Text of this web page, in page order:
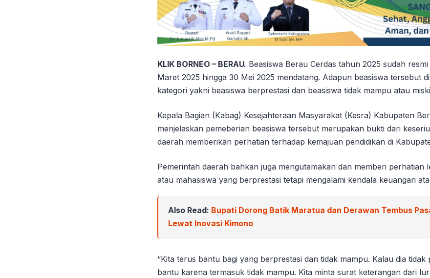
KLIK BORNEO – BERAU. Beasiswa Berau Cerdas tahun 2025 sudah
Maret 2025 hingga 30 Mei 2025 mendatang. Adapun beasiswa tersebut
kategori yakni beasiswa berprestasi dan beasiswa tidak mampu atau
Kepala Bagian (Kabag) Kesejahteraan Masyarakat (Kesra) Kabupaten
menjelaskan pemeberian beasiswa tersebut merupakan bukti dari
daerah memberikan perhatian terhadap kemajuan pendidikan di
Pemerintah daerah bahkan juga mengutamakan dan memberi perhatian
atau mahasiswa yang berprestasi tetapi mengalami kendala keuangan
Also Read: Bupati Dorong Batik Maratua dan Derawan Tembus
Lewat Inovasi Kimono
“Kita terus bantu bagi yang berprestasi dan tidak mampu. Kalau dia tidak
bantu karena termasuk tidak mampu. Kita minta surat keterangan dari